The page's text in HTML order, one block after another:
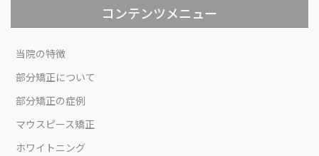
コンテンツメニュー
当院の特徴
部分矯正について
部分矯正の症例
マウスピース矯正
ホワイトニング